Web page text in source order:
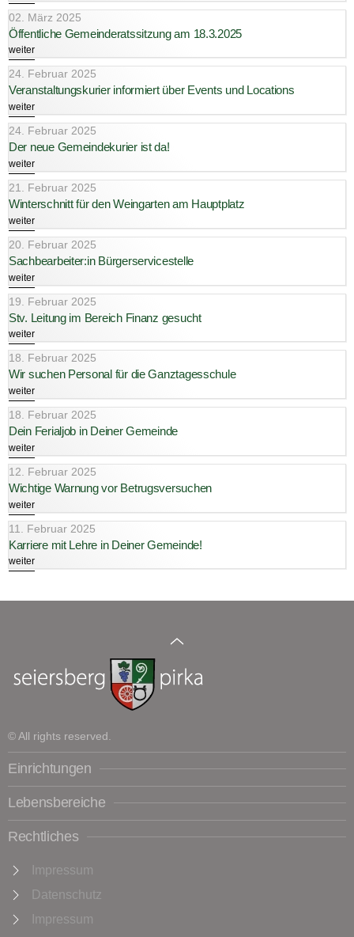
02. März 2025
Öffentliche Gemeinderatssitzung am 18.3.2025
weiter
24. Februar 2025
Veranstaltungskurier informiert über Events und Locations
weiter
24. Februar 2025
Der neue Gemeindekurier ist da!
weiter
21. Februar 2025
Winterschnitt für den Weingarten am Hauptplatz
weiter
20. Februar 2025
Sachbearbeiter:in Bürgerservicestelle
weiter
19. Februar 2025
Stv. Leitung im Bereich Finanz gesucht
weiter
18. Februar 2025
Wir suchen Personal für die Ganztagesschule
weiter
18. Februar 2025
Dein Ferialjob in Deiner Gemeinde
weiter
12. Februar 2025
Wichtige Warnung vor Betrugsversuchen
weiter
11. Februar 2025
Karriere mit Lehre in Deiner Gemeinde!
weiter
© All rights reserved.
Einrichtungen
Lebensbereiche
Rechtliches
Impressum
Datenschutz
Impressum